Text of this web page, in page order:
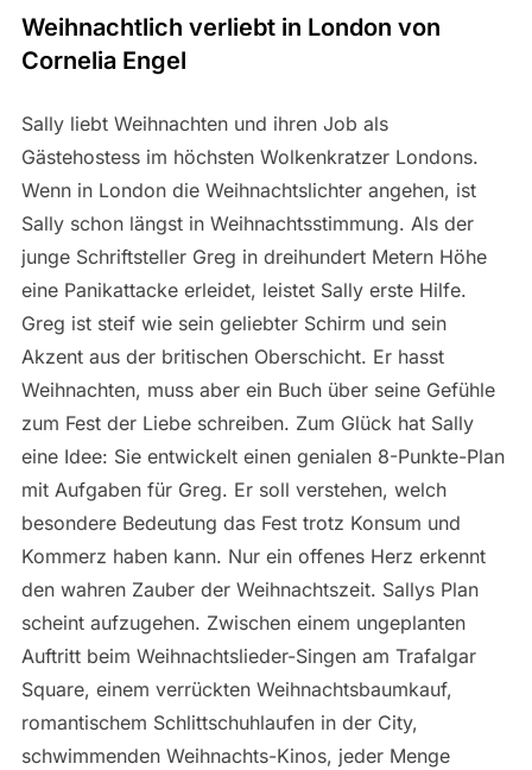
Weihnachtlich verliebt in London von
Cornelia Engel
Sally liebt Weihnachten und ihren Job als
Gästehostess im höchsten Wolkenkratzer Londons.
Wenn in London die Weihnachtslichter angehen, ist
Sally schon längst in Weihnachtsstimmung. Als der
junge Schriftsteller Greg in dreihundert Metern Höhe
eine Panikattacke erleidet, leistet Sally erste Hilfe.
Greg ist steif wie sein geliebter Schirm und sein
Akzent aus der britischen Oberschicht. Er hasst
Weihnachten, muss aber ein Buch über seine Gefühle
zum Fest der Liebe schreiben. Zum Glück hat Sally
eine Idee: Sie entwickelt einen genialen 8-Punkte-Plan
mit Aufgaben für Greg. Er soll verstehen, welch
besondere Bedeutung das Fest trotz Konsum und
Kommerz haben kann. Nur ein offenes Herz erkennt
den wahren Zauber der Weihnachtszeit. Sallys Plan
scheint aufzugehen. Zwischen einem ungeplanten
Auftritt beim Weihnachtslieder-Singen am Trafalgar
Square, einem verrückten Weihnachtsbaumkauf,
romantischem Schlittschuhlaufen in der City,
schwimmenden Weihnachts-Kinos, jeder Menge